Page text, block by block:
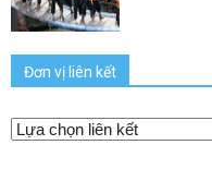
Đơn vị liên kết